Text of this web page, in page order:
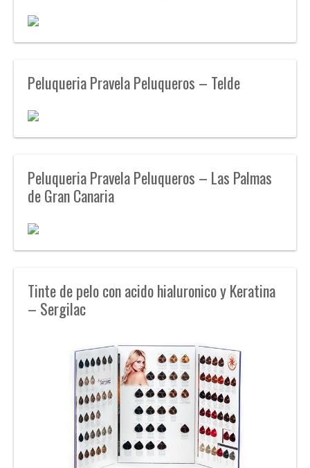
Peluqueria Pravela Peluqueros – Telde
Peluqueria Pravela Peluqueros – Las Palmas
de Gran Canaria
Tinte de pelo con acido hialuronico y Keratina
– Sergilac